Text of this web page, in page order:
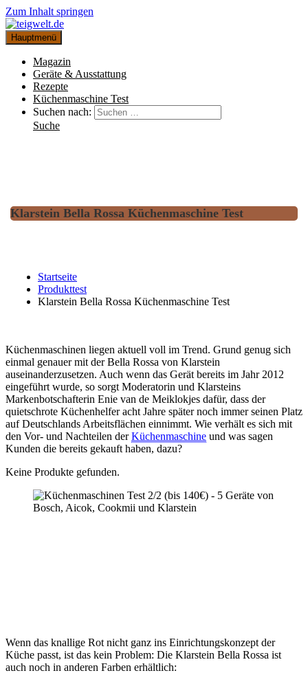
Zum Inhalt springen
Hauptmenü
Magazin
Geräte & Ausstattung
Rezepte
Küchenmaschine Test
Suchen nach:
Suche
Klarstein Bella Rossa Küchenmaschine Test
Startseite
Produkttest
Klarstein Bella Rossa Küchenmaschine Test
Küchenmaschinen liegen aktuell voll im Trend. Grund genug sich
einmal genauer mit der Bella Rossa von Klarstein
auseinanderzusetzen. Auch wenn das Gerät bereits im Jahr 2012
eingeführt wurde, so sorgt Moderatorin und Klarsteins
Markenbotschafterin Enie van de Meiklokjes dafür, dass der
quietschrote Küchenhelfer acht Jahre später noch immer seinen Platz
auf Deutschlands Arbeitsflächen einnimmt. Wie verhält es sich mit
den Vor- und Nachteilen derKüchenmaschine und was sagen
Kunden die bereits gekauft haben, dazu?
Keine Produkte gefunden.
Wenn das knallige Rot nicht ganz ins Einrichtungskonzept der
Küche passt, ist das kein Problem: Die Klarstein Bella Rossa ist
auch noch in anderen Farben erhältlich: